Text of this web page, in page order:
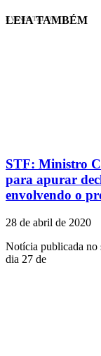
EVINIS TALON
LEIA TAMBÉM
STF: Ministro
para apurar
envolvendo o
28 de abril de 2020
Notícia publicada no
dia 27 de